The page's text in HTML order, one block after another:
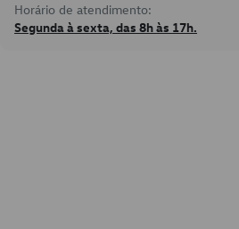
Horário de atendimento:
Segunda à sexta, das 8h às 17h.